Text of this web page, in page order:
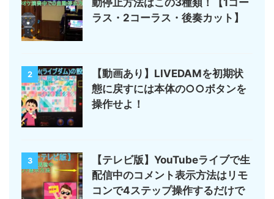
動停止方法はこの3種類！【1コー
ラス・2コーラス・後奏カット】
2
【動画あり】LIVEDAMを初期状
態に戻すには本体の○○ボタンを
操作せよ！
3
【テレビ版】YouTubeライブで生
配信中のコメント表示方法はリモ
コンで4ステップ操作するだけで